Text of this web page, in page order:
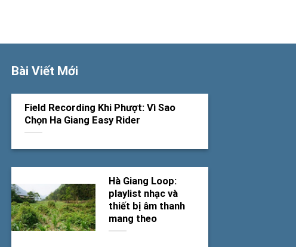
Bài Viết Mới
Field Recording Khi Phượt: Vì Sao
Chọn Ha Giang Easy Rider
Hà Giang Loop:
playlist nhạc và
thiết bị âm thanh
mang theo